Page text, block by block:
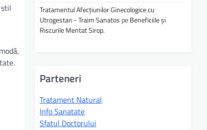
Tratamentul Afecțiunilor Ginecologice cu
Utrogestan - Traim Sanatos peBeneficiile și
Riscurile Mentat Sirop.
Parteneri
Tratament Natural
Info Sanatate
Sfatul Doctorului